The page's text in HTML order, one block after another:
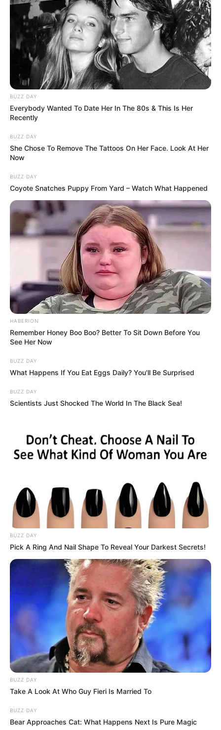
2014. július 10-én Ella Reynolds és Hector Bell
beléptek a Glacier Nemzeti Parkba, útban a távoli
Kintla-tó felé.
Ez volt az utolsó alkalom, hogy élve látták őket.
Az egyhetes nyaralás egy évnyi izgalommal teli
semmilyen nyomot a két fiatal férfiról, akik úgy
tűnt, eltűntek a sűrű erdőben.
Csak 2015. július 12-én fedte fel az erdő
vonakodva rettenetes titkát.
Az erdő sűrűjében, ahol még soha nem járt turista,
egy vastag lánccal körbevont, régi, rozsdás
hűtőszekrényt találtak.
BUZZ DAY
Everybody Wanted To Date Her In The 80s & This Is Her
Recently
BUZZ DAY
She Chose To Remove The Tattoos On Her Face. Look At Her
Now
BUZZ DAY
Coyote Snatches Puppy From Yard – Watch What Happened
HABERION
Remember Honey Boo Boo? Better To Sit Down Before You
See Her Now
BUZZ DAY
What Happens If You Eat Eggs Daily? You'll Be Surprised
BUZZ DAY
Scientists Just Shocked The World In The Black Sea!
BUZZ DAY
Pick A Ring And Nail Shape To Reveal Your Darkest Secrets!
BUZZ DAY
Take A Look At Who Guy Fieri Is Married To
BUZZ DAY
Bear Approaches Cat: What Happens Next Is Pure Magic